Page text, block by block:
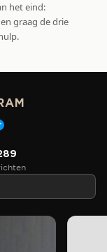
het eind:
graag de drie